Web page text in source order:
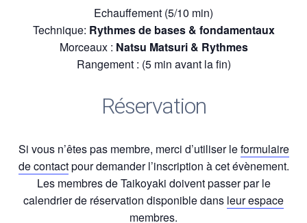
Echauffement (5/10 min)
Technique: Rythmes de bases & fondamentaux
Morceaux : Natsu Matsuri & Rythmes
Rangement : (5 min avant la fin)
Réservation
Si vous n’êtes pas membre, merci d’utiliser leformulaire
de contactpour demander l’inscription à cet évènement.
Les membres de Taikoyaki doivent passer par le
calendrier de réservation disponible dans leur espace
membres.